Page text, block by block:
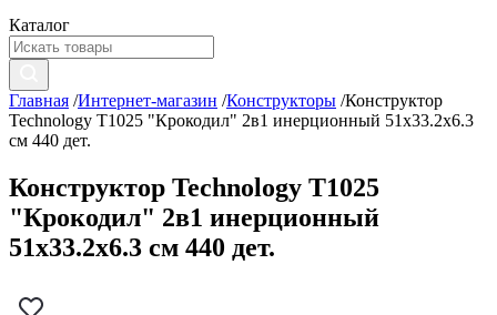
Каталог
Главная /Интернет-магазин /Конструкторы /Конструктор
Technology T1025 "Крокодил" 2в1 инерционный 51x33.2x6.3
см 440 дет.
Конструктор Technology T1025
"Крокодил" 2в1 инерционный
51x33.2x6.3 см 440 дет.